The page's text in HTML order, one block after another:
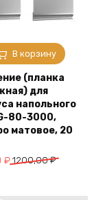
В корзину
(планка
для
напольного
80-3000,
матовое, 20
1200,00₽
₽